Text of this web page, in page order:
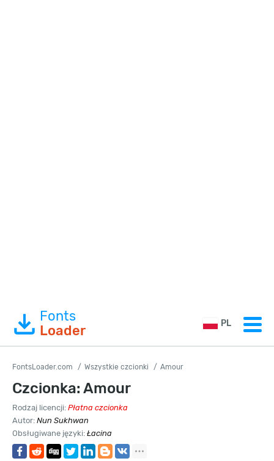
Fonts
Loader
PL
FontsLoader.com Wszystkie czcionki Amour
Czcionka: Amour
Rodzaj licencji: Płatna czcionka
Autor: Nun Sukhwan
Obsługiwane języki: Łacina